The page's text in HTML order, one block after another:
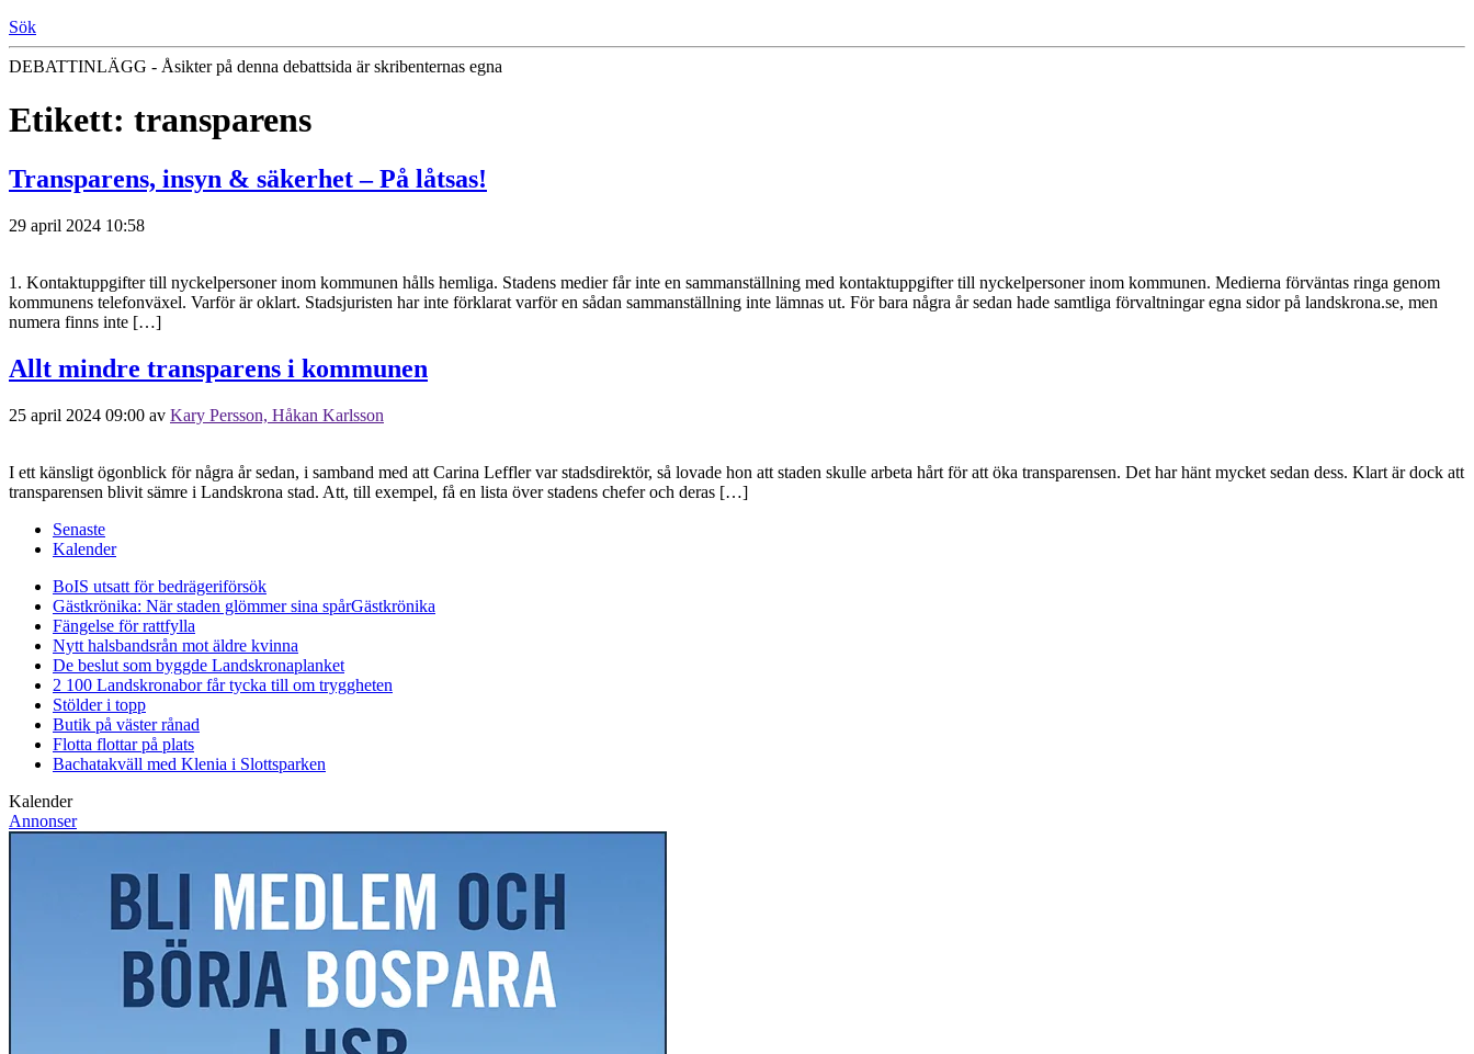
Sök
DEBATTINLÄGG - Åsikter på denna debattsida är skribenternas egna
Etikett: transparens
Transparens, insyn & säkerhet – På låtsas!
29 april 2024 10:58
1. Kontaktuppgifter till nyckelpersoner inom kommunen hålls hemliga. Stadens medier får inte en sammanställning med kontaktuppgifter till nyckelpersoner inom kommunen. Medierna förväntas ringa genom
kommunens telefonväxel. Varför är oklart. Stadsjuristen har inte förklarat varför en sådan sammanställning inte lämnas ut. För bara några år sedan hade samtliga förvaltningar egna sidor på landskrona.se, men
numera finns inte […]
Allt mindre transparens i kommunen
25 april 2024 09:00 av Kary Persson, Håkan Karlsson
I ett känsligt ögonblick för några år sedan, i samband med att Carina Leffler var stadsdirektör, så lovade hon att staden skulle arbeta hårt för att öka transparensen. Det har hänt mycket sedan dess. Klart är dock att
transparensen blivit sämre i Landskrona stad. Att, till exempel, få en lista över stadens chefer och deras […]
Senaste
Kalender
BoIS utsatt för bedrägeriförsök
Gästkrönika: När staden glömmer sina spårGästkrönika
Fängelse för rattfylla
Nytt halsbandsrån mot äldre kvinna
De beslut som byggde Landskronaplanket
2 100 Landskronabor får tycka till om tryggheten
Stölder i topp
Butik på väster rånad
Flotta flottar på plats
Bachatakväll med Klenia i Slottsparken
Kalender
Annonser